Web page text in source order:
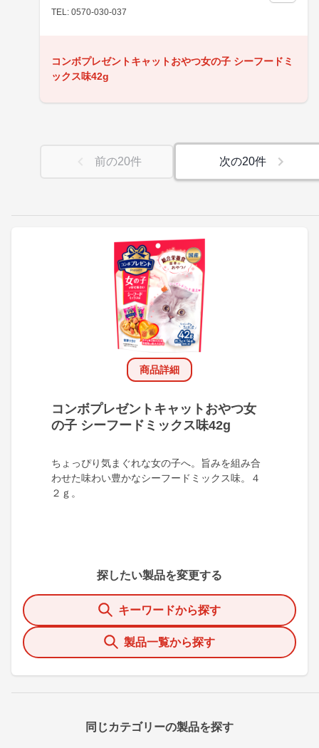
商品詳細
コンボプレゼントキャットおやつ女
の子 シーフードミックス味42g
ちょっぴり気まぐれな女の子へ。旨みを組み合
わせた味わい豊かなシーフードミックス味。４
２ｇ。
探したい製品を変更する
キーワードから探す
製品一覧から探す
同じカテゴリーの製品を探す
TEL: 0570-030-037
コンボプレゼントキャットおやつ女の子 シーフードミ
ックス味42g
前の20件 次の20件